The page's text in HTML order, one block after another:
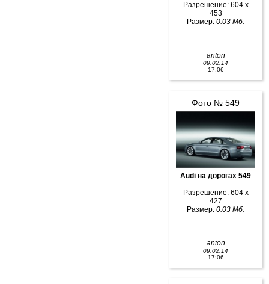
Разрешение: 604 x
453
Размер: 0.03 Мб.
anton
09.02.14
17:06
Фото № 549
Audi на дорогах 549
Разрешение: 604 x
427
Размер: 0.03 Мб.
anton
09.02.14
17:06